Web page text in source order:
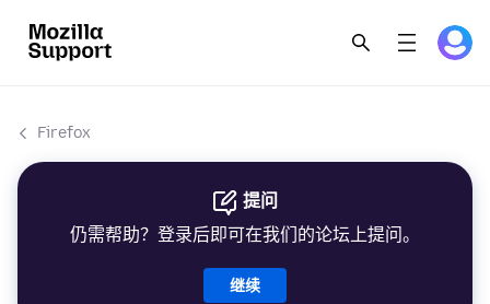
Firefox
提问
仍需帮助？登录后即可在我们的论坛上提问。
继续